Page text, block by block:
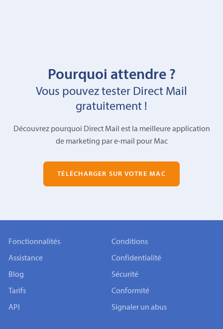
Pourquoi attendre ?
Vous pouvez tester Direct Mail
gratuitement !
Découvrez pourquoi Direct Mail est la meilleure application
de marketing par e-mail pour Mac
TÉLÉCHARGER SUR VOTRE MAC
Fonctionnalités
Assistance
Blog
Tarifs
API
Conditions
Confidentialité
Sécurité
Conformité
Signaler un abus